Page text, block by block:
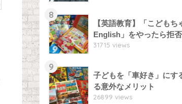
8
【英語教育】「こどもち
English」をやったら拒
31715 views
9
子どもを「車好き」にす
る意外なメリット
26899 views